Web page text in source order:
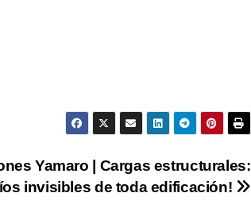
Yamaro | Cargas estructurales:
invisibles de toda edificación!